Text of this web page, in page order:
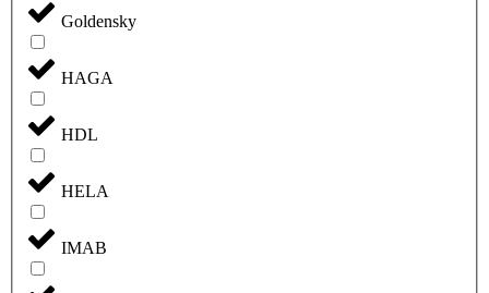
Goldensky
HAGA
HDL
HELA
IMAB